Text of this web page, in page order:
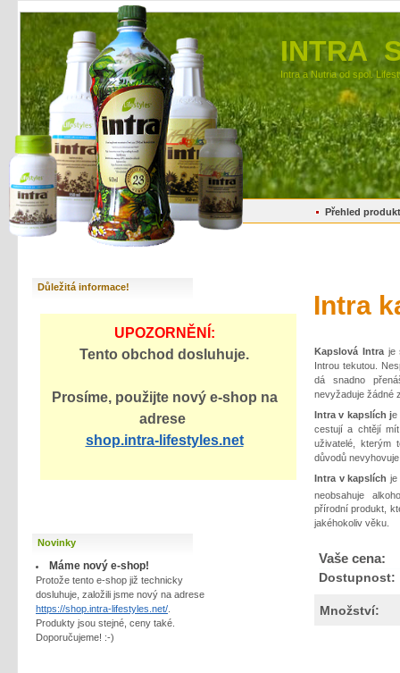
INTRA
Intra a Nutria od spol.
Přehled
Důležitá informace!
UPOZORNĚNÍ:
Tento obchod dosluhuje.
Prosíme, použijte nový e-shop na
adrese
shop.intra-lifestyles.net
Novinky
Máme nový e-shop!
Protože tento e-shop již technicky
dosluhuje, založili jsme nový na adrese
https://shop.intra-lifestyles.net/
Produkty jsou stejné, ceny také.
Doporučujeme! :-)
Intra
Kapslová Intraje
Introu tekutou.
dá snadno
nevyžaduje žádné
Intra v kapslích je
cestují a chtějí
uživatelé, kterým
důvodů
Intra v kapslích je
neobsahuje
přírodní produkt,
jakéhokoliv věku.
Vaše cena:
Dostupnost:
Množství: